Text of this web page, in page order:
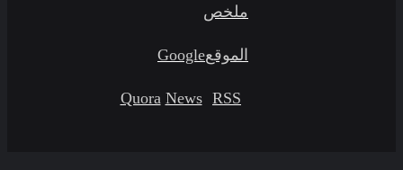
ملخص
الموقعGoogle
News
Quora